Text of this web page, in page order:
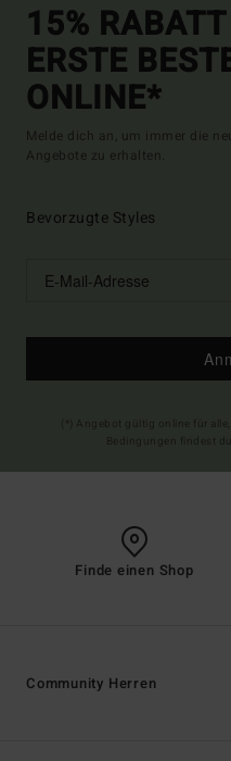
15%
ERSTE
ONLINE*
Melde dich an, um immer die
Angebote zu erhalten.
Bevorzugte Styles
Finde einen Shop
Community Herren